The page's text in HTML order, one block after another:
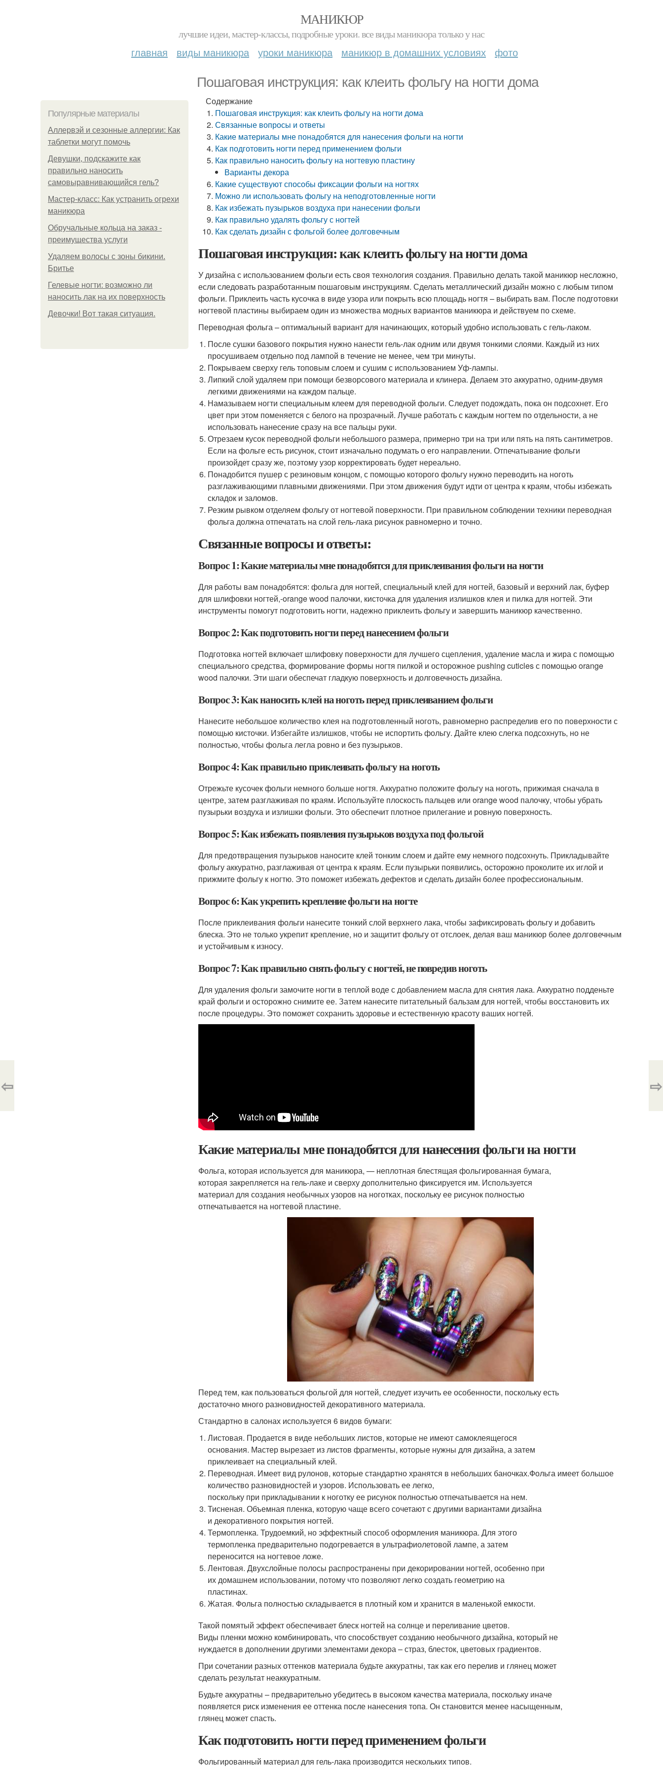
МАНИКЮР
лучшие идеи, мастер-классы, подробные уроки. все виды маникюра только у нас
главная виды маникюра уроки маникюра маникюр в домашних условиях фото
Пошаговая инструкция: как клеить фольгу на ногти дома
Популярные материалы
Аллервэй и сезонные аллергии: Как
таблетки могут помочь
Девушки, подскажите как
правильно наносить
самовыравнивающийся гель?
Мастер-класс: Как устранить огрехи
маникюра
Обручальные кольца на заказ -
преимущества услуги
Удаляем волосы с зоны бикини.
Бритье
Гелевые ногти: возможно ли
наносить лак на их поверхность
Девочки! Вот такая ситуация.
Содержание
Пошаговая инструкция: как клеить фольгу на ногти дома
Связанные вопросы и ответы
Какие материалы мне понадобятся для нанесения фольги на ногти
Как подготовить ногти перед применением фольги
Как правильно наносить фольгу на ногтевую пластину
Варианты декора
Какие существуют способы фиксации фольги на ногтях
Можно ли использовать фольгу на неподготовленные ногти
Как избежать пузырьков воздуха при нанесении фольги
Как правильно удалять фольгу с ногтей
Как сделать дизайн с фольгой более долговечным
Пошаговая инструкция: как клеить фольгу на ногти дома
У дизайна с использованием фольги есть своя технология создания. Правильно делать такой маникюр несложно,
если следовать разработанным пошаговым инструкциям. Сделать металлический дизайн можно с любым типом
фольги. Приклеить часть кусочка в виде узора или покрыть всю площадь ногтя – выбирать вам. После подготовки
ногтевой пластины выбираем один из множества модных вариантов маникюра и действуем по схеме.
Переводная фольга – оптимальный вариант для начинающих, который удобно использовать с гель-лаком.
После сушки базового покрытия нужно нанести гель-лак одним или двумя тонкими слоями. Каждый из них
просушиваем отдельно под лампой в течение не менее, чем три минуты.
Покрываем сверху гель топовым слоем и сушим с использованием Уф-лампы.
Липкий слой удаляем при помощи безворсового материала и клинера. Делаем это аккуратно, одним-двумя
легкими движениями на каждом пальце.
Намазываем ногти специальным клеем для переводной фольги. Следует подождать, пока он подсохнет. Его
цвет при этом поменяется с белого на прозрачный. Лучше работать с каждым ногтем по отдельности, а не
использовать нанесение сразу на все пальцы руки.
Отрезаем кусок переводной фольги небольшого размера, примерно три на три или пять на пять сантиметров.
Если на фольге есть рисунок, стоит изначально подумать о его направлении. Отпечатывание фольги
произойдет сразу же, поэтому узор корректировать будет нереально.
Понадобится пушер с резиновым концом, с помощью которого фольгу нужно переводить на ноготь
разглаживающими плавными движениями. При этом движения будут идти от центра к краям, чтобы избежать
складок и заломов.
Резким рывком отделяем фольгу от ногтевой поверхности. При правильном соблюдении техники переводная
фольга должна отпечатать на слой гель-лака рисунок равномерно и точно.
Связанные вопросы и ответы:
Вопрос 1: Какие материалы мне понадобятся для приклеивания фольги на ногти
Для работы вам понадобятся: фольга для ногтей, специальный клей для ногтей, базовый и верхний лак, буфер
для шлифовки ногтей,-orange wood палочки, кисточка для удаления излишков клея и пилка для ногтей. Эти
инструменты помогут подготовить ногти, надежно приклеить фольгу и завершить маникюр качественно.
Вопрос 2: Как подготовить ногти перед нанесением фольги
Подготовка ногтей включает шлифовку поверхности для лучшего сцепления, удаление масла и жира с помощью
специального средства, формирование формы ногтя пилкой и осторожное pushing cuticles с помощью orange
wood палочки. Эти шаги обеспечат гладкую поверхность и долговечность дизайна.
Вопрос 3: Как наносить клей на ноготь перед приклеиванием фольги
Нанесите небольшое количество клея на подготовленный ноготь, равномерно распределив его по поверхности с
помощью кисточки. Избегайте излишков, чтобы не испортить фольгу. Дайте клею слегка подсохнуть, но не
полностью, чтобы фольга легла ровно и без пузырьков.
Вопрос 4: Как правильно приклеивать фольгу на ноготь
Отрежьте кусочек фольги немного больше ногтя. Аккуратно положите фольгу на ноготь, прижимая сначала в
центре, затем разглаживая по краям. Используйте плоскость пальцев или orange wood палочку, чтобы убрать
пузырьки воздуха и излишки фольги. Это обеспечит плотное прилегание и ровную поверхность.
Вопрос 5: Как избежать появления пузырьков воздуха под фольгой
Для предотвращения пузырьков наносите клей тонким слоем и дайте ему немного подсохнуть. Прикладывайте
фольгу аккуратно, разглаживая от центра к краям. Если пузырьки появились, осторожно проколите их иглой и
прижмите фольгу к ногтю. Это поможет избежать дефектов и сделать дизайн более профессиональным.
Вопрос 6: Как укрепить крепление фольги на ногте
После приклеивания фольги нанесите тонкий слой верхнего лака, чтобы зафиксировать фольгу и добавить
блеска. Это не только укрепит крепление, но и защитит фольгу от отслоек, делая ваш маникюр более долговечным
и устойчивым к износу.
Вопрос 7: Как правильно снять фольгу с ногтей, не повредив ноготь
Для удаления фольги замочите ногти в теплой воде с добавлением масла для снятия лака. Аккуратно подденьте
край фольги и осторожно снимите ее. Затем нанесите питательный бальзам для ногтей, чтобы восстановить их
после процедуры. Это поможет сохранить здоровье и естественную красоту ваших ногтей.
Какие материалы мне понадобятся для нанесения фольги на ногти
Фольга, которая используется для маникюра, — неплотная блестящая фольгированная бумага,
которая закрепляется на гель-лаке и сверху дополнительно фиксируется им. Используется
материал для создания необычных узоров на ноготках, поскольку ее рисунок полностью
отпечатывается на ногтевой пластине.
Перед тем, как пользоваться фольгой для ногтей, следует изучить ее особенности, поскольку есть
достаточно много разновидностей декоративного материала.
Стандартно в салонах используется 6 видов бумаги:
Листовая. Продается в виде небольших листов, которые не имеют самоклеящегося
основания. Мастер вырезает из листов фрагменты, которые нужны для дизайна, а затем
приклеивает на специальный клей.
Переводная. Имеет вид рулонов, которые стандартно хранятся в небольших баночках.Фольга имеет большое
количество разновидностей и узоров. Использовать ее легко,
поскольку при прикладывании к ноготку ее рисунок полностью отпечатывается на нем.
Тисненая. Объемная пленка, которую чаще всего сочетают с другими вариантами дизайна
и декоративного покрытия ногтей.
Термопленка. Трудоемкий, но эффектный способ оформления маникюра. Для этого
термопленка предварительно подогревается в ультрафиолетовой лампе, а затем
переносится на ногтевое ложе.
Лентовая. Двухслойные полосы распространены при декорировании ногтей, особенно при
их домашнем использовании, потому что позволяют легко создать геометрию на
пластинах.
Жатая. Фольга полностью складывается в плотный ком и хранится в маленькой емкости.
Такой помятый эффект обеспечивает блеск ногтей на солнце и переливание цветов.
Виды пленки можно комбинировать, что способствует созданию необычного дизайна, который не
нуждается в дополнении другими элементами декора – страз, блесток, цветовых градиентов.
При сочетании разных оттенков материала будьте аккуратны, так как его перелив и глянец может
сделать результат неаккуратным.
Будьте аккуратны – предварительно убедитесь в высоком качества материала, поскольку иначе
появляется риск изменения ее оттенка после нанесения топа. Он становится менее насыщенным,
глянец может спасть.
Как подготовить ногти перед применением фольги
Фольгированный материал для гель-лака производится нескольких типов.
⇦ ⇨